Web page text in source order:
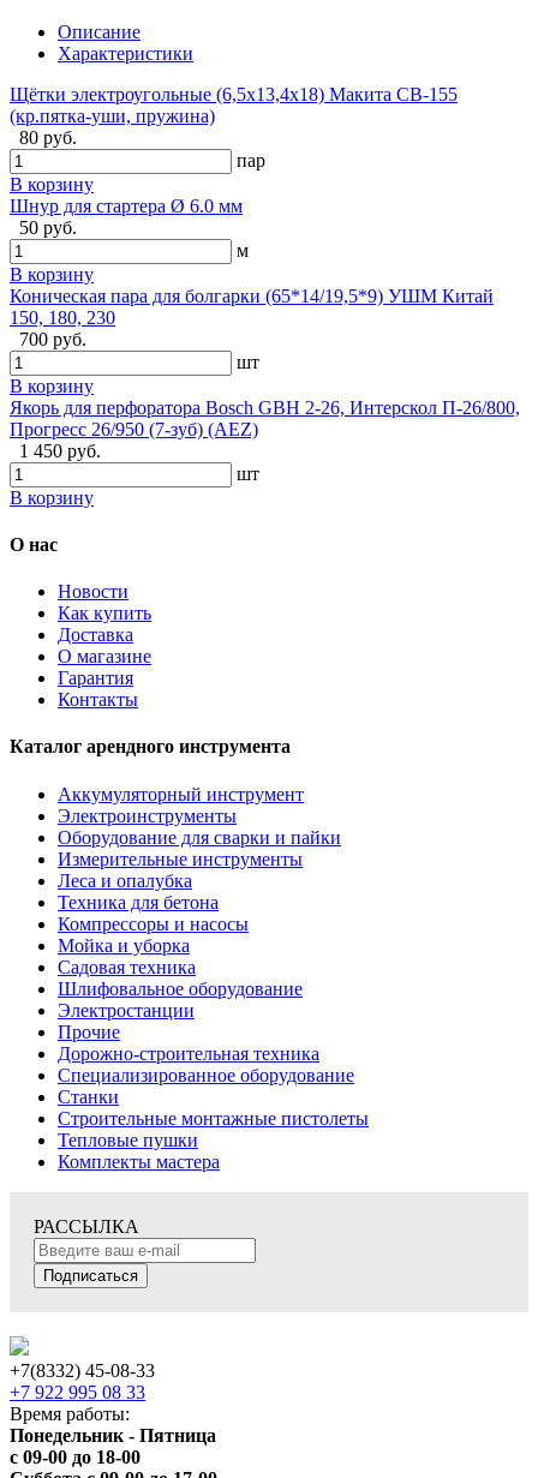
Описание
Характеристики
Щётки электроугольные (6,5х13,4х18) Макита CB-155
(кр.пятка-уши, пружина)
80 руб.
пар
В корзину
Шнур для стартера Ø 6.0 мм
50 руб.
м
В корзину
Коническая пара для болгарки (65*14/19,5*9) УШМ Китай
150, 180, 230
700 руб.
шт
В корзину
Якорь для перфоратора Bosch GBH 2-26, Интерскол П-26/800,
Прогресс 26/950 (7-зуб) (AEZ)
1 450 руб.
шт
В корзину
О нас
Новости
Как купить
Доставка
О магазине
Гарантия
Контакты
Каталог арендного инструмента
Аккумуляторный инструмент
Электроинструменты
Оборудование для сварки и пайки
Измерительные инструменты
Леса и опалубка
Техника для бетона
Компрессоры и насосы
Мойка и уборка
Садовая техника
Шлифовальное оборудование
Электростанции
Прочие
Дорожно-строительная техника
Специализированное оборудование
Станки
Строительные монтажные пистолеты
Тепловые пушки
Комплекты мастера
РАССЫЛКА
Подписаться
+7(8332) 45-08-33
+7 922 995 08 33
Время работы:
Понедельник - Пятница
с 09-00 до 18-00